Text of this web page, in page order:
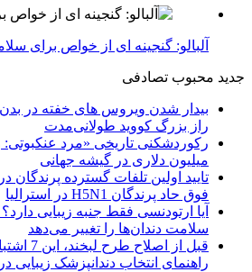
آلبالو: گنجینه ای از خواص برای
جدید محبوب تصادفی
بیدار شدن ویروس‌ های خفته در بدن
راز بزرگ کووید طولانی‌مدت
میلیون دلاری در گیشه جهانی
تایید اولین تلفات گسترده پرندگان
فوق حاد پرندگان H5N1 در استرالیا
آیا ارتودنسی فقط جنبه زیبایی
سلامت دندان‌ها را تغییر می‌دهد
قبل از
راهنمای انتخاب دندانپزشک زیبایی